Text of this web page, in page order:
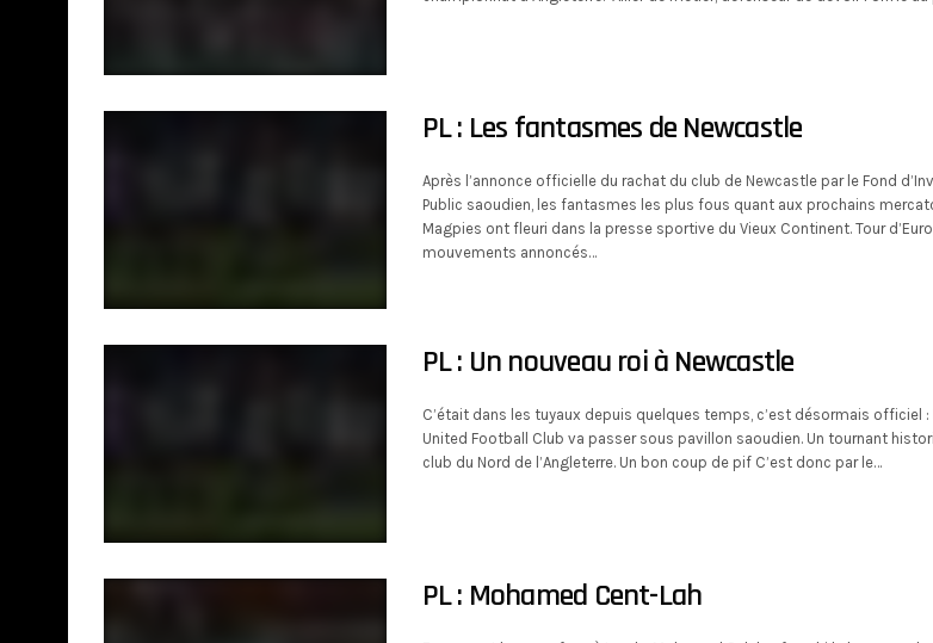
PL : Les fantasmes de Newcastle
Après l’annonce officielle du rachat du club de Newcastle par le Fond
Public saoudien, les fantasmes les plus fous quant aux prochains
Magpies ont fleuri dans la presse sportive du Vieux Continent. Tour
mouvements annoncés…
PL : Un nouveau roi à Newcastle
C’était dans les tuyaux depuis quelques temps, c’est désormais officiel :
United Football Club va passer sous pavillon saoudien. Un tournant
club du Nord de l’Angleterre. Un bon coup de pif C’est donc par le…
PL : Mohamed Cent-Lah